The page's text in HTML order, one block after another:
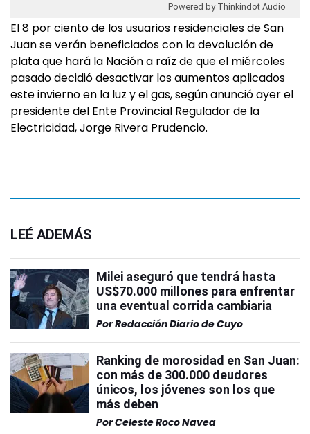
Powered by Thinkindot Audio
El 8 por ciento de los usuarios residenciales de San
Juan se verán beneficiados con la devolución de
plata que hará la Nación a raíz de que el miércoles
pasado decidió desactivar los aumentos aplicados
este invierno en la luz y el gas, según anunció ayer el
presidente del Ente Provincial Regulador de la
Electricidad, Jorge Rivera Prudencio.
LEÉ ADEMÁS
Milei aseguró que tendrá hasta
US$70.000 millones para enfrentar
una eventual corrida cambiaria
PorRedacción Diario de Cuyo
Ranking de morosidad en San Juan:
con más de 300.000 deudores
únicos, los jóvenes son los que
más deben
PorCeleste Roco Navea